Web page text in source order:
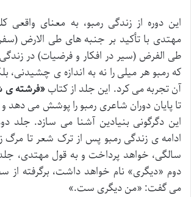
این دوره از زندگی رمبو، به معنای
مهتدی با تأکید بر جنبه های طی الارض
طی الفرض (سیر در افکار و فرضیات) در
که رمبو هر میلی را نه به اندازه ی چشیدنی،
آن تجربه می کرد. این جلد از کتاب«فرشته ی
تا پایان دوران شاعری رمبو را پوشش می دهد و
این دگرگونی بنیادین آشنا می سازد. جلد
سالگی، خواهد پرداخت و به قول مهتدی،
دوم «دیگری» نام خواهد داشت، برگرفته از
می گفت: «من دیگری ست.»